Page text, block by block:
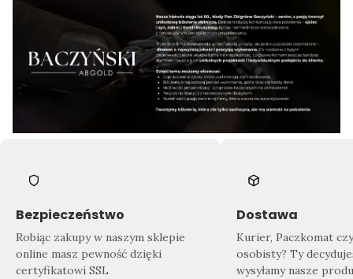
Bezpieczeństwo
Robiąc zakupy w naszym sklepie
online masz pewność dzięki
certyfikatowi SSL
Dostawa
Kurier, Paczkomat
osobisty? Ty
wysyłamy nasze